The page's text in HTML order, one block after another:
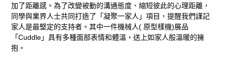
加了距離感。為了改變被動的溝通態度、縮短彼此的心理距離，
同學與業界人士共同打造了「凝聚一家人」項目，提醒我們謹記
家人是最堅定的支持者。其中一件機械人( 原型樣機)展品
「Cuddle」具有多種面部表情和體溫，送上如家人般溫暖的擁
抱。